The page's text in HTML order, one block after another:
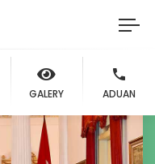
GALERY ADUAN